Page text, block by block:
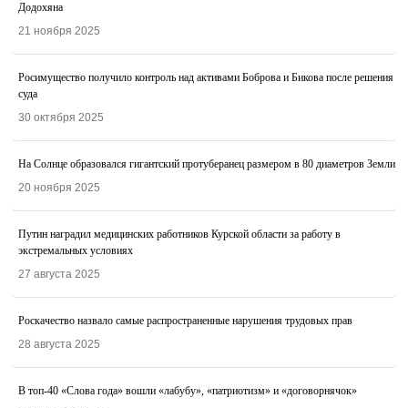
Додохяна
21 ноября 2025
Росимущество получило контроль над активами Боброва и Бикова после решения
суда
30 октября 2025
На Солнце образовался гигантский протуберанец размером в 80 диаметров Земли
20 ноября 2025
Путин наградил медицинских работников Курской области за работу в
экстремальных условиях
27 августа 2025
Роскачество назвалo самые распространенные нарушения трудовых прав
28 августа 2025
В топ-40 «Слова года» вошли «лабубу», «патриотизм» и «договорнячок»